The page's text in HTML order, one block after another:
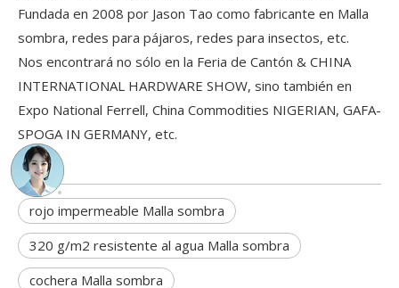
Fundada en 2008 por Jason Tao como fabricante en Malla
sombra, redes para pájaros, redes para insectos, etc.
Nos encontrará no sólo en la Feria de Cantón & CHINA
INTERNATIONAL HARDWARE SHOW, sino también en
Expo National Ferrell, China Commodities NIGERIAN, GAFA-
SPOGA IN GERMANY, etc.
rojo impermeable Malla sombra
320 g/m2 resistente al agua Malla sombra
cochera Malla sombra